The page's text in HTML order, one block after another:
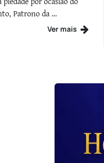
Patrono da …
Ver mais